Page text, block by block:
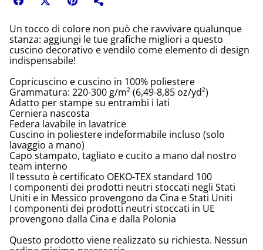
Un tocco di colore non può che ravvivare qualunque
stanza: aggiungi le tue grafiche migliori a questo
cuscino decorativo e vendilo come elemento di design
indispensabile!
Copricuscino e cuscino in 100% poliestere
Grammatura: 220-300 g/m² (6,49-8,85 oz/yd²)
Adatto per stampe su entrambi i lati
Cerniera nascosta
Federa lavabile in lavatrice
Cuscino in poliestere indeformabile incluso (solo
lavaggio a mano)
Capo stampato, tagliato e cucito a mano dal nostro
team interno
Il tessuto è certificato OEKO-TEX standard 100
I componenti dei prodotti neutri stoccati negli Stati
Uniti e in Messico provengono da Cina e Stati Uniti
I componenti dei prodotti neutri stoccati in UE
provengono dalla Cina e dalla Polonia
Questo prodotto viene realizzato su richiesta. Nessun